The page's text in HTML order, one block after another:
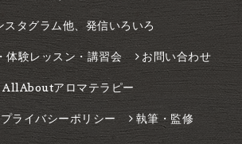
スタグラム他、発信いろいろ
体験レッスン・講習会 お問い合わせ
AllAboutアロマテラピー
ライバシーポリシー 執筆・監修